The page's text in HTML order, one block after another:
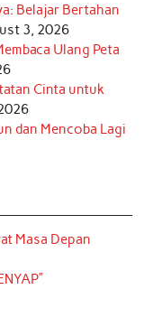
Belajar Bertahan
3, 2026
Ulang Peta
Cinta untuk
dan Mencoba Lagi
Masa Depan